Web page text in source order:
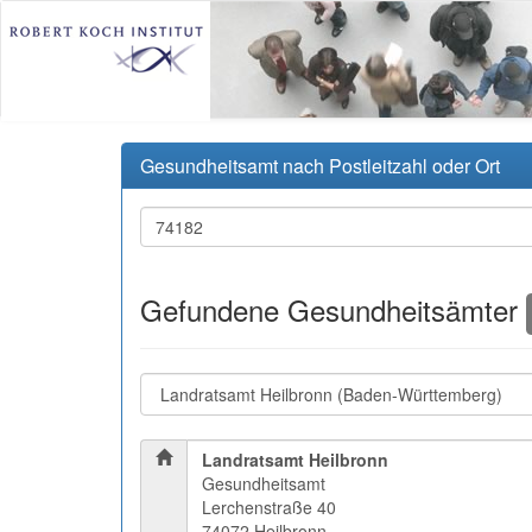
Gesundheitsamt nach Postleitzahl oder Ort
Gefundene Gesundheitsämter
Landratsamt Heilbronn
Gesundheitsamt
Lerchenstraße 40